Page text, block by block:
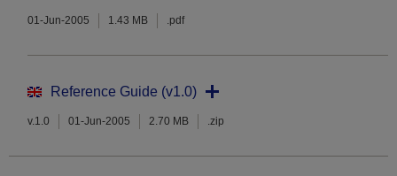
01-Jun-2005 1.43 MB .pdf
Reference Guide (v1.0)
v.1.0 01-Jun-2005 2.70 MB .zip